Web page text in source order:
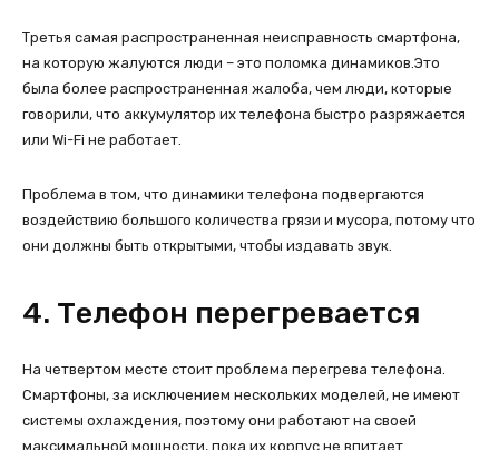
Третья самая распространенная неисправность смартфона,
на которую жалуются люди – это поломка динамиков.Это
была более распространенная жалоба, чем люди, которые
говорили, что аккумулятор их телефона быстро разряжается
или Wi-Fi не работает.
Проблема в том, что динамики телефона подвергаются
воздействию большого количества грязи и мусора, потому что
они должны быть открытыми, чтобы издавать звук.
4. Телефон перегревается
На четвертом месте стоит проблема перегрева телефона.
Смартфоны, за исключением нескольких моделей, не имеют
системы охлаждения, поэтому они работают на своей
максимальной мощности, пока их корпус не впитает